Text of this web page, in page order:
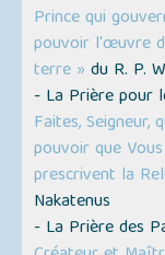
Prince qui
pouvoir l'œuvre
terre » du R. P.
- La Prière pour
Faites,
pouvoir que
prescrivent la
Nakatenus
- La Prière des